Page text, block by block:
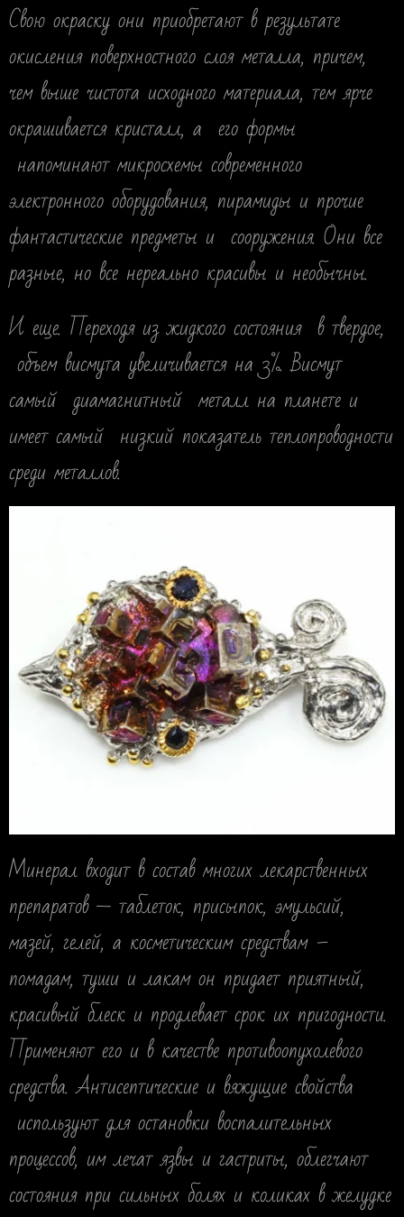
Свою окраску они приобретают в результате
окисления поверхностного слоя металла, причем,
чем выше чистота исходного материала, тем ярче
окрашивается кристалл, а его формы
напоминают микросхемы современного
электронного оборудования, пирамиды и прочие
фантастические предметы и сооружения. Они все
разные, но все нереально красивы и необычны.
И еще. Переходя из жидкого состояния в твердое,
объем висмута увеличивается на 3%. Висмут
самый диамагнитный металл на планете и
имеет самый низкий показатель теплопроводности
среди металлов.
Минерал входит в состав многих лекарственных
препаратов — таблеток, присыпок, эмульсий,
мазей, гелей, а косметическим средствам –
помадам, туши и лакам он придает приятный,
красивый блеск и продлевает срок их пригодности.
Применяют его и в качестве противоопухолевого
средства. Антисептические и вяжущие свойства
используют для остановки воспалительных
процессов, им лечат язвы и гастриты, облегчают
состояния при сильных болях и коликах в желудке